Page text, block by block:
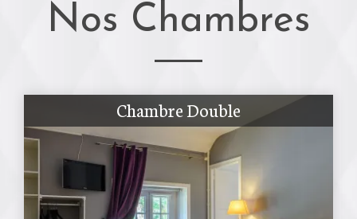
Nos Chambres
Chambre Double